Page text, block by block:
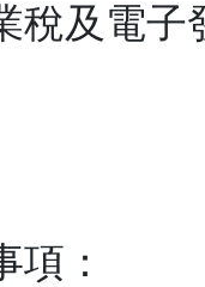
稅及電子
：